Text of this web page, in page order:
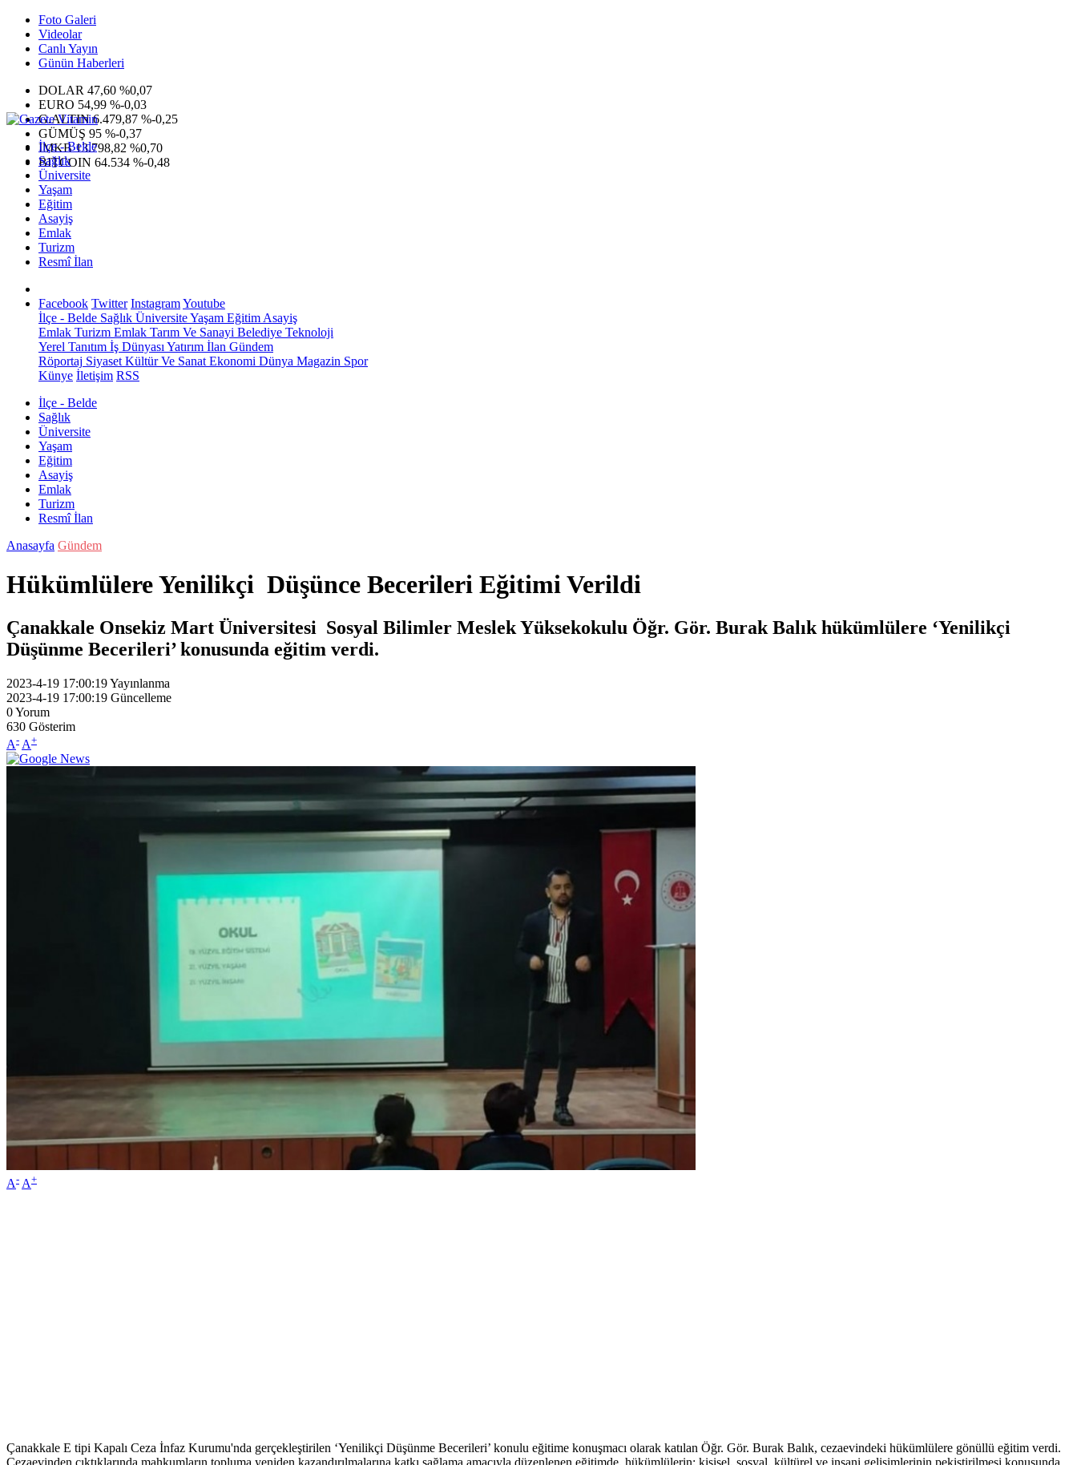
Foto Galeri
Videolar
Canlı Yayın
Günün Haberleri
DOLAR 47,60 %0,07
EURO 54,99 %-0,03
G.ALTIN6.479,87 %-0,25
GÜMÜŞ 95 %-0,37
IMKB13.798,82 %0,70
BITCOIN 64.534 %-0,48
İlçe - Belde
Sağlık
Üniversite
Yaşam
Eğitim
Asayiş
Emlak
Turizm
Resmî İlan
Facebook Twitter InstagramYoutube
İlçe - Belde Sağlık ÜniversiteYaşam Eğitim Asayiş
Emlak Turizm Emlak Tarım Ve Sanayi Belediye Teknoloji
Yerel Tanıtım İş Dünyası Yatırım İlan Gündem
Röportaj Siyaset Kültür Ve Sanat Ekonomi Dünya Magazin Spor
Künye İletişim RSS
İlçe - Belde
Sağlık
Üniversite
Yaşam
Eğitim
Asayiş
Emlak
Turizm
Resmî İlan
Anasayfa Gündem
Hükümlülere Yenilikçi Düşünce Becerileri Eğitimi Verildi
Çanakkale Onsekiz Mart Üniversitesi Sosyal Bilimler Meslek Yüksekokulu Öğr. Gör. Burak Balık hükümlülere ‘Yenilikçi
Düşünme Becerileri’ konusunda eğitim verdi.
2023-4-19 17:00:19Yayınlanma
2023-4-19 17:00:19 Güncelleme
0Yorum
630 Gösterim
A- A+
A- A+
Çanakkale E tipi Kapalı Ceza İnfaz Kurumu'nda gerçekleştirilen ‘Yenilikçi Düşünme Becerileri’ konulu eğitime konuşmacı olarak katılan Öğr. Gör. Burak Balık, cezaevindeki hükümlülere gönüllü eğitim verdi.